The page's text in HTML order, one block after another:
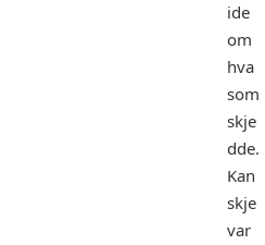
ide
om
hva
som
skje
dde.
Kan
skje
var